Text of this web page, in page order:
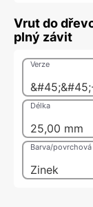
Vrut do
plný závit
Verze
25,00 mm
Délka
Zinek
Barva/povrchová